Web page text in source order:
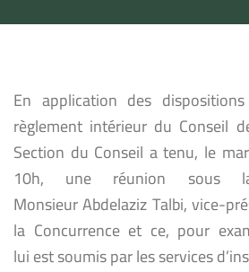
En application des
règlement intérieur du Conseil
Section du Conseil a tenu, le
10h, une réunion sous
Monsieur Abdelaziz Talbi, vice-
la Concurrence et ce, pour
lui est soumis par les services